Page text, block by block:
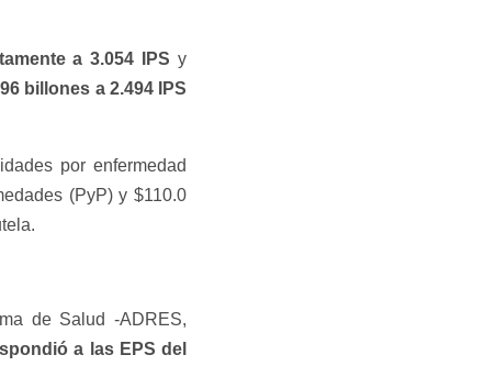
a 3.054 IPS y
billones a 2.494 IPS
por enfermedad
(PyP) y $110.0
de Salud -ADRES,
a las EPS del